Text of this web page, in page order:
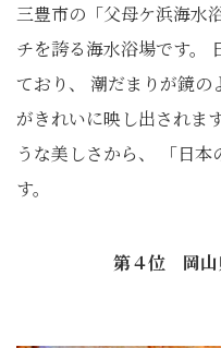
三豊市の「父母ケ浜海水
チを誇る海水浴場です。
ており、 潮だまりが鏡
がきれいに映し出されま
うな美しさから、 「日
す。
第４位 岡山